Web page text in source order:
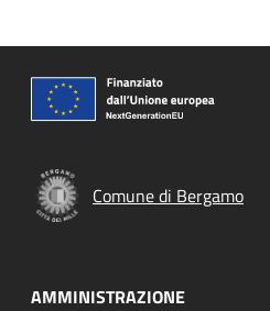
Comune di Bergamo
AMMINISTRAZIONE